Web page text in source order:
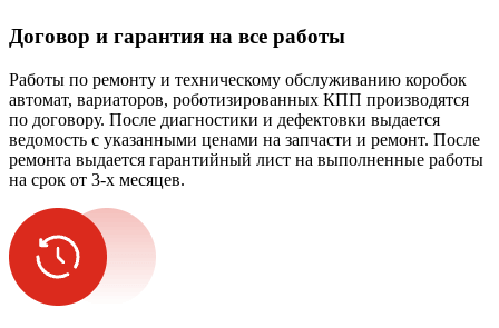
Договор и гарантия на все работы
Работы по ремонту и техническому обслуживанию коробок
автомат, вариаторов, роботизированных КПП производятся
по договору. После диагностики и дефектовки выдается
ведомость с указанными ценами на запчасти и ремонт. После
ремонта выдается гарантийный лист на выполненные работы
на срок от 3-х месяцев.